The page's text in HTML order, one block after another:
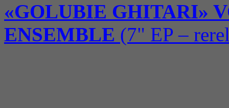
«GOLUBIE GHITARI»
ENSEMBLE (7" EP –